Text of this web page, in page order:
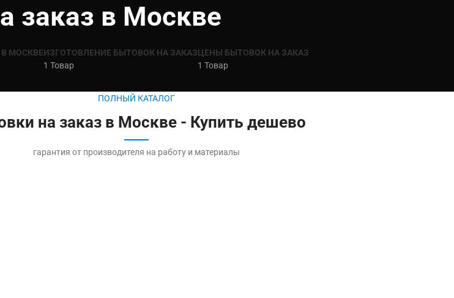
заказ в Москве
МОСКВЕИЗГОТОВЛЕНИЕ БЫТОВОК НА ЗАКАЗ
1 Товар
ЦЕНЫ БЫТОВОК НА ЗАКАЗ
1 Товар
ПОЛНЫЙ КАТАЛОГ
на заказ в Москве - Купить дешево
гарантия от производителя на работу и материалы